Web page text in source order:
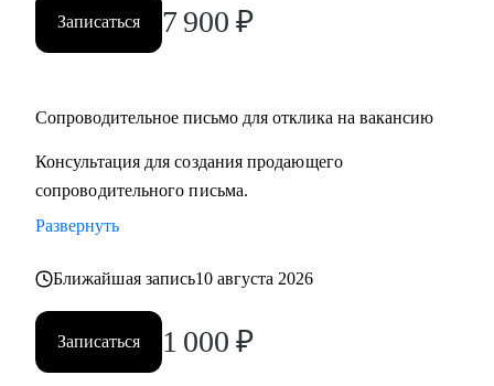
Записаться 7 900 ₽
Сопроводительное письмо для отклика на вакансию
Консультация для создания продающего
сопроводительного письма.
Развернуть
Ближайшая запись10 августа 2026
Записаться 1 000 ₽